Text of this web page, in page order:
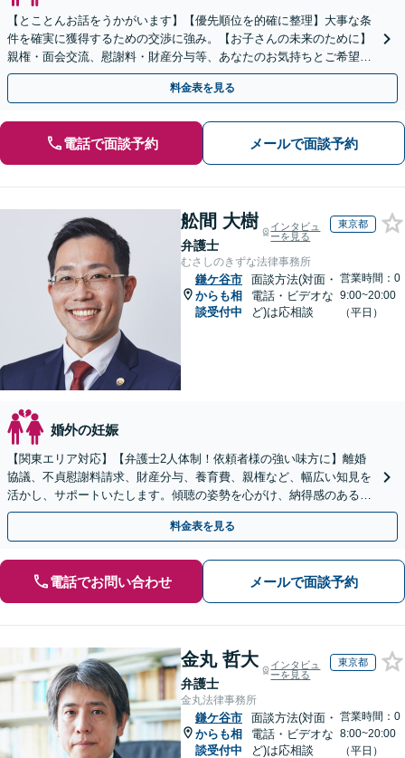
【とことんお話をうかがいます】【優先順位を的確に整理】大事な条
件を確実に獲得するための交渉に強み。【お子さんの未来のために】
親権・面会交流、慰謝料・財産分与等、あなたのお気持ちとご希望を
聞かせてください！【完全個室／子連れ相談可】
料金表を見る
電話で面談予約 メールで面談予約
舩間 大樹
弁護士
インタビュ
ーを見る
東京都
むさしのきずな法律事務所
鎌ケ谷市
からも相
談受付中
面談方法(対面・
電話・ビデオな
ど)は応相談
営業時間：0
9:00~20:00
（平日）
婚外の妊娠
【関東エリア対応】【弁護士2人体制！依頼者様の強い味方に】離婚
協議、不貞慰謝料請求、財産分与、養育費、親権など、幅広い知見を
活かし、サポートいたします。傾聴の姿勢を心がけ、納得感のある解
決を
料金表を見る
電話でお問い合わせ メールで面談予約
金丸 哲大
弁護士
インタビュ
ーを見る
東京都
金丸法律事務所
鎌ケ谷市
からも相
談受付中
面談方法(対面・
電話・ビデオな
ど)は応相談
営業時間：0
8:00~20:00
（平日）